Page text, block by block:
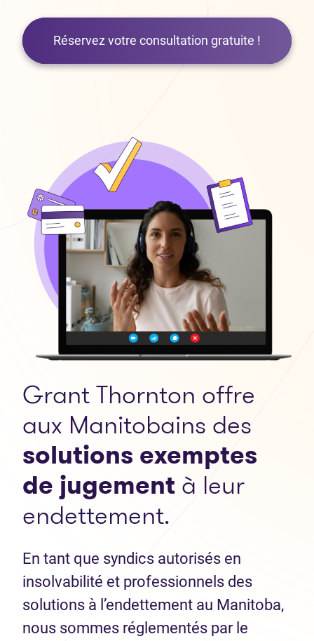
Réservez votre consultation gratuite !
Grant Thornton offre
aux Manitobains des
solutions exemptes
de jugementà leur
endettement.
En tant que syndics autorisés en
insolvabilité et professionnels des
solutions à l’endettement au Manitoba,
nous sommes réglementés par le